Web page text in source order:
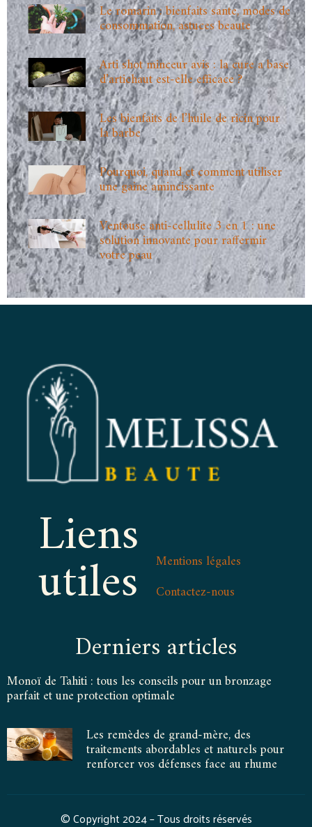
Le romarin : bienfaits sante, modes de
consommation, astuces beaute
Arti shot minceur avis : la cure a base
d’artichaut est-elle efficace ?
Les bienfaits de l’huile de ricin pour
la barbe
Pourquoi, quand et comment utiliser
une gaine amincissante
Ventouse anti-cellulite 3 en 1 : une
solution innovante pour raffermir
votre peau
Liens
utiles
Mentions légales
Contactez-nous
Derniers articles
Monoï de Tahiti : tous les conseils pour un bronzage
parfait et une protection optimale
Les remèdes de grand-mère, des
traitements abordables et naturels pour
renforcer vos défenses face au rhume
© Copyright 2024 – Tous droits réservés